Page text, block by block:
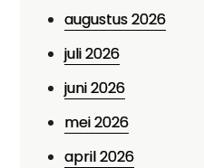
augustus 2026
juli 2026
juni 2026
mei 2026
april 2026